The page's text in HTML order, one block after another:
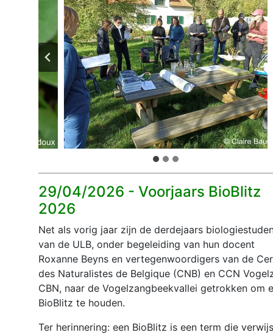
29/04/2026 - Voorjaars BioBlitz
2026
Net als vorig jaar zijn de derdejaars
van de ULB, onder begeleiding van hun docent
Roxanne Beyns en vertegenwoordigers van de
des Naturalistes de Belgique (CNB) en CCN
CBN, naar de Vogelzangbeekvallei getrokken om
BioBlitz te houden.
Ter herinnering: een BioBlitz is een term die